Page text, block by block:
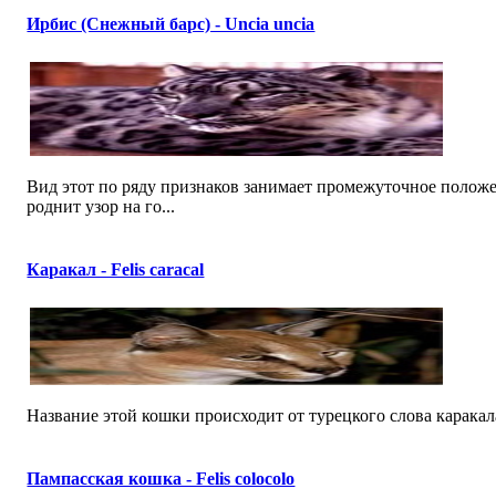
Ирбис (Снежный барс) - Uncia uncia
Вид этот по ряду признаков занимает промежуточное
роднит узор на го...
Каракал - Felis caracal
Название этой кошки происходит от турецкого слова
Пампасская кошка - Felis colocolo